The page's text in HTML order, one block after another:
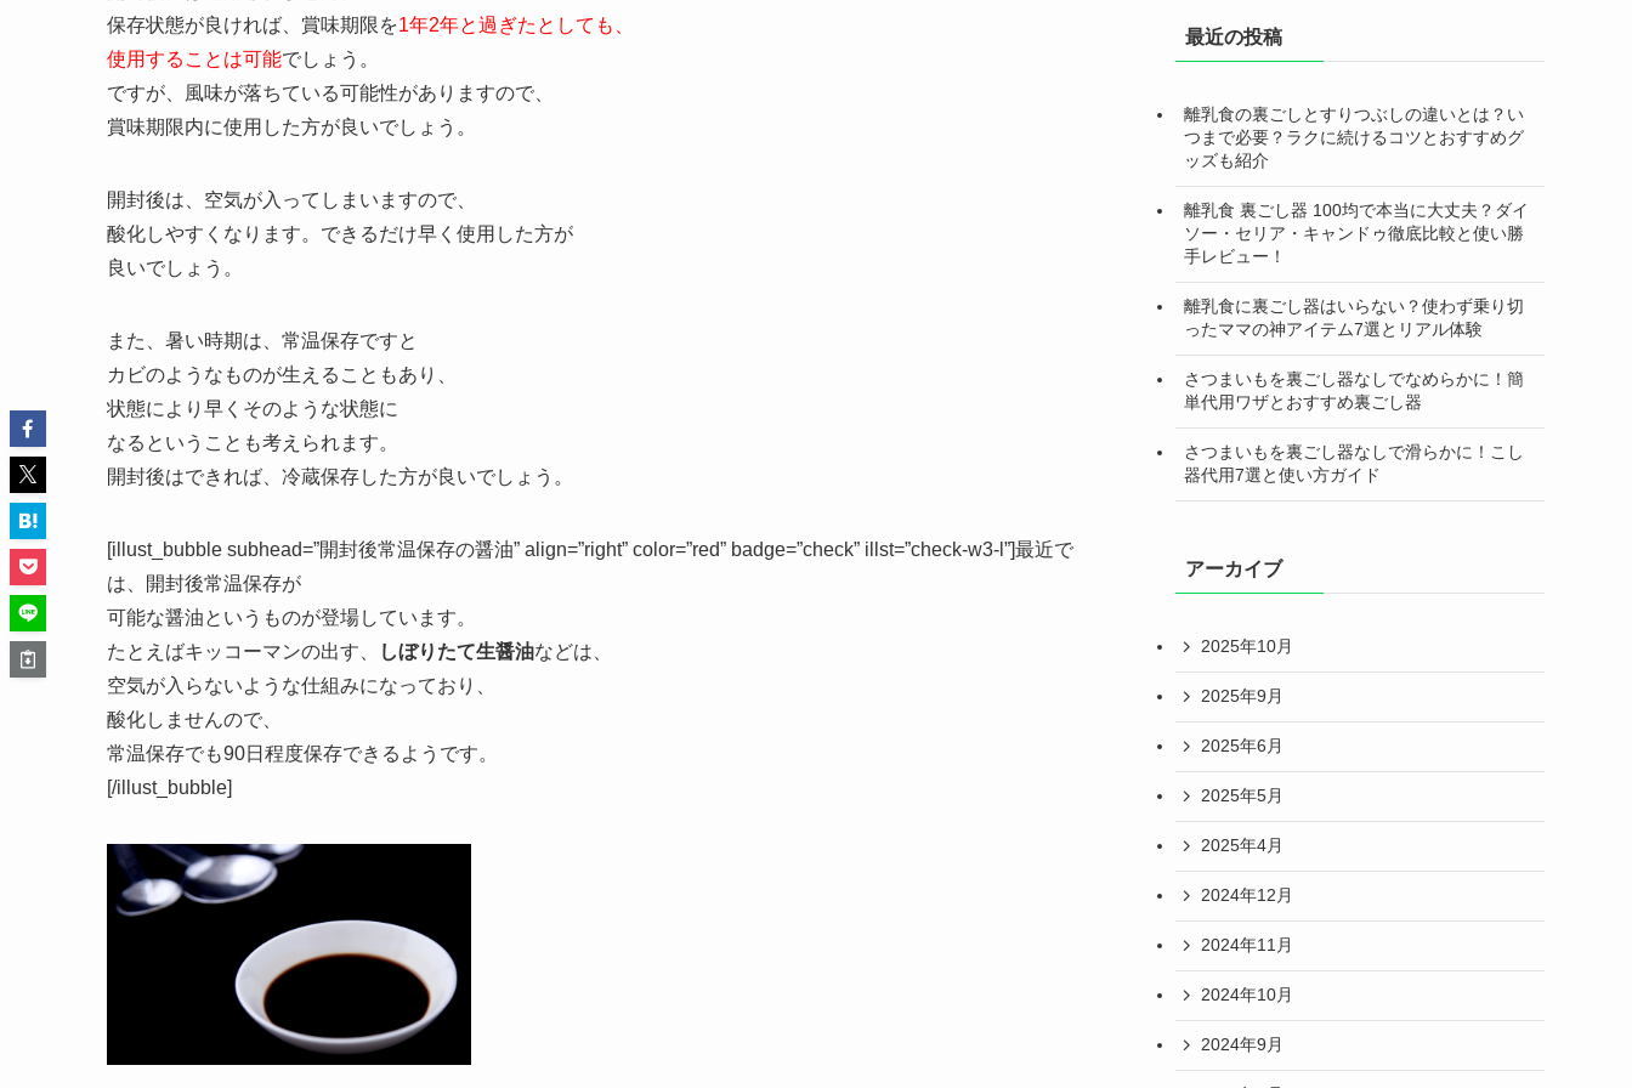
保存期間（賞味期限）の目安は？
[check_list image=”check1-b”]
開封後の賞味期限は、
1か月程度
[/check_list]
開封後には適用されません。
保存状態が良ければ、賞味期限を
1年2年と過ぎたとしても、
使用することは可能 でしょう。
ですが、風味が落ちている可能性がありますので、
賞味期限内に使用した方が良いでしょう。
開封後は、空気が入ってしまいますので、
酸化しやすくなります。できるだけ早く使用した方が
良いでしょう。
また、暑い時期は、常温保存ですと
カビのようなものが生えることもあり、
状態により早くそのような状態に
なるということも考えられます。
[illust_bubble subhead=”開封後常温保存の醤油” align=”right” color=”red” badge=”check” illst=”check-w3-l”]最近で
は、開封後常温保存が
可能な醤油というものが登場しています。
たとえばキッコーマンの出す、
しぼりたて生醤油
空気が入らないような仕組みになっており、
最近の投稿
離乳食の裏ごしとすりつぶしの違いとは？い
つまで必要？ラクに続けるコツとおすすめグ
ッズも紹介
離乳食 裏ごし器 100均で本当に大丈夫？ダイ
ソー・セリア・キャンドゥ徹底比較と使い勝
手レビュー！
離乳食に裏ごし器はいらない？使わず乗り切
ったママの神アイテム7選とリアル体験
さつまいもを裏ごし器なしでなめらかに！簡
単代用ワザとおすすめ裏ごし器
さつまいもを裏ごし器なしで滑らかに！こし
器代用7選と使い方ガイド
アーカイブ
2025年10月
2025年9月
2025年6月
2025年5月
2025年4月
2024年12月
2024年11月
2024年10月
2024年9月